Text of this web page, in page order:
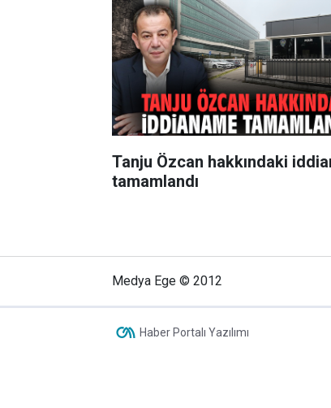
Tanju Özcan hakkındaki
tamamlandı
Medya Ege © 2012
Haber Portalı Yazılımı